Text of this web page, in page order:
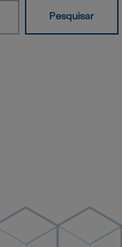
Pesquisar